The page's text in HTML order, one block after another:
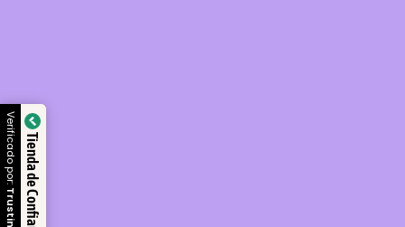
Tienda de Confianza
Verificado por: